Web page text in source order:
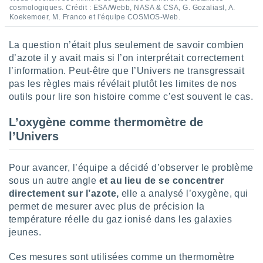
ou
vous
de la
non
des
notre
le
en
le
cosmologiques. Crédit : ESA/Webb, NASA & CSA, G. Gozaliasl, A.
Koekemoer, M. Franco et l’équipe COSMOS-Web.
La question n’était plus seulement de savoir combien
d’azote il y avait mais si l’on interprétait correctement
l’information. Peut-être que l’Univers ne transgressait
pas les règles mais révélait plutôt les limites de nos
outils pour lire son histoire comme c’est souvent le cas.
L’oxygène comme thermomètre de
l’Univers
Pour avancer, l’équipe a décidé d’observer le problème
sous un autre angle et au lieu de se concentrer
directement sur l’azote, elle a analysé l’oxygène, qui
permet de mesurer avec plus de précision la
température réelle du gaz ionisé dans les galaxies
jeunes.
Ces mesures sont utilisées comme un thermomètre